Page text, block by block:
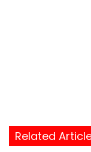
Related